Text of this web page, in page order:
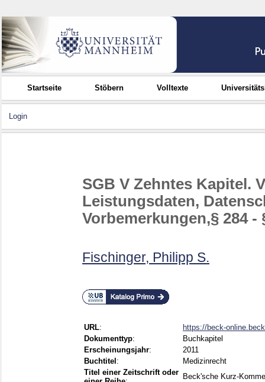
Startseite Stöbern Volltexte
Login
SGB V Zehntes Kapitel.
Leistungsdaten,
Vorbemerkungen,§ 284 -
Fischinger, Philipp S.
URL:
https://beck-
Dokumenttyp:
Buchkapitel
Erscheinungsjahr:
2011
Buchtitel :
Medizinrecht
Titel einer Zeitschrift oder Beck'sche Kurz-